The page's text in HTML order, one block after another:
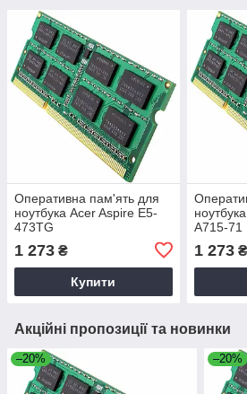
Оперативна пам'ять для
ноутбука Acer Aspire E5-
473TG
1 273 ₴
Купити
A715-71
1 273₴
Акційні пропозиції та новинки
–20% –20%